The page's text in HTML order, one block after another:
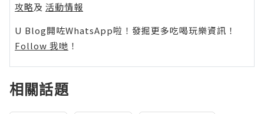
攻略及 活動情報
U Blog開咗WhatsApp啦！發掘更多吃喝玩樂資訊！
Follow 我哋 ！
相關話題